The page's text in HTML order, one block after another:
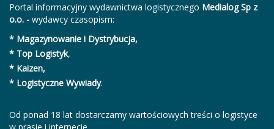
Portal informacyjny wydawnictwa logistycznego Medialog Sp z
o.o. - wydawcy czasopism:
* Magazynowanie i Dystrybucja,
* Top Logistyk,
* Kaizen,
* Logistyczne Wywiady.
Od ponad 18 lat dostarczamy wartościowych treści o logistyce